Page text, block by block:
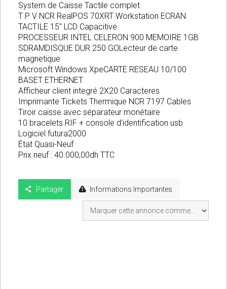
System de Caisse Tactile complet
T P V NCR RealPOS 70XRT Workstation ECRAN
TACTILE 15" LCD Capacitive
PROCESSEUR INTEL CELERON 900 MEMOIRE 1GB
SDRAMDISQUE DUR 250 GOLecteur de carte
magnetique
Microsoft Windows XpeCARTE RESEAU 10/100
BASET ETHERNET
Afficheur client integré 2X20 Caracteres
Imprimante Tickets Thermique NCR 7197 Cables
Tiroir caisse avec séparateur monétaire
10 bracelets RIF + console d'identification usb
Logiciel futura2000
État Quasi-Neuf
Prix neuf : 40.000,00dh TTC
Partager Informations Importantes